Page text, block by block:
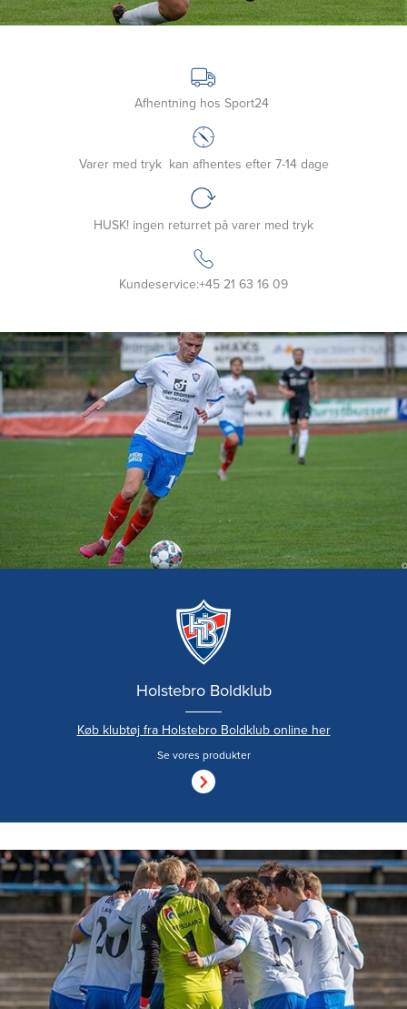
Afhentning hos Sport24
Varer med tryk kan afhentes efter 7-14 dage
HUSK! ingen returret på varer med tryk
Kundeservice:+45 21 63 16 09
Holstebro Boldklub
Køb klubtøj fra Holstebro Boldklub online her
Se vores produkter